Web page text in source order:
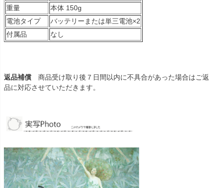
重量
本体 150g
電池タイプ
バッテリーまたは単三電池×2
付属品
なし
返品補償 商品受け取り後７日間以内に不具合があった場合はご返
品に対応させていただきます。